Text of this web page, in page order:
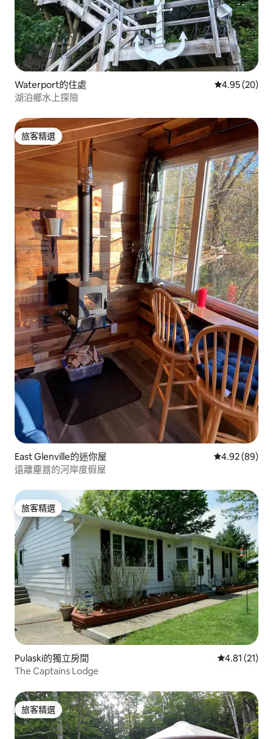
Waterport的住處 從 20 則評價
4.95 (20)
湖泊鄉水上探險
旅客精選
旅客精選
East Glenville的迷你屋 從 89 則評價
4.92 (89)
遠離塵囂的河岸度假屋
旅客精選
旅客精選
Pulaski的獨立房間 從 21 則評價
4.81 (21)
The Captains Lodge
旅客精選
旅客精選